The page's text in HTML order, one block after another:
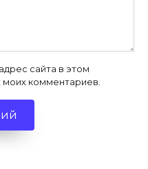
сайта в этом
комментариев.